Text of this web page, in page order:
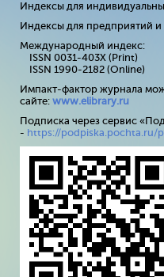
Индексы для
Индексы для предприятий и
Международный индекс:
ISSN 0031-403X (Print)
ISSN 1990-2182 (Online)
Импакт-фактор журнала
сайте: www.elibrary.ru
Подписка через сервис
- https://podpiska.pochta.ru/